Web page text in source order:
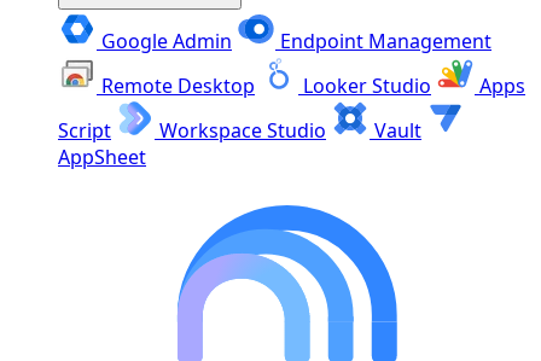
Google Admin
Endpoint Management
Remote Desktop
Looker Studio
Apps
Script
Workspace Studio
Vault
AppSheet